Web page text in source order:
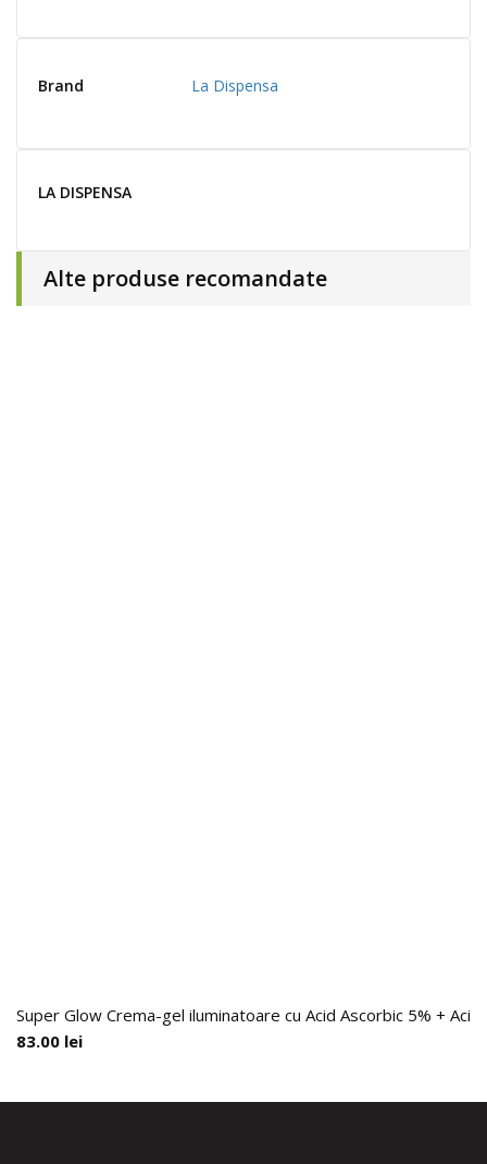
Brand La Dispensa
LA DISPENSA
Alte produse recomandate
Super Glow Crema-gel iluminatoare cu Acid Ascorbic 5% +
83.00 lei